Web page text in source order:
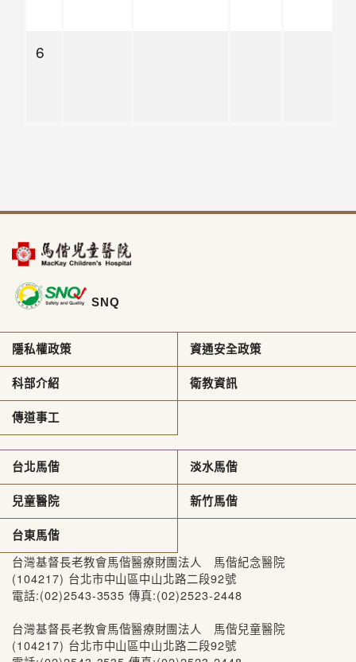
6
SNQ
隱私權政策 資通安全政策
科部介紹 衛教資訊
傳道事工
台北馬偕 淡水馬偕
兒童醫院 新竹馬偕
台東馬偕
台灣基督長老教會馬偕醫療財團法人 馬偕紀念醫院
(104217) 台北市中山區中山北路二段92號
電話:(02)2543-3535 傳真:(02)2523-2448
台灣基督長老教會馬偕醫療財團法人 馬偕兒童醫院
(104217) 台北市中山區中山北路二段92號